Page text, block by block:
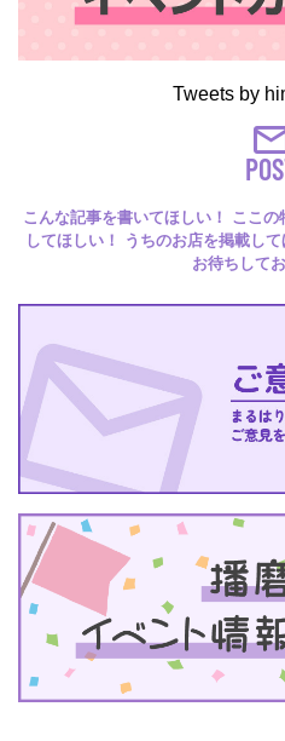
Tweets by
こんな記事を書いてほしい！ ここ
してほしい！ うちのお店を掲載し
お待ちして